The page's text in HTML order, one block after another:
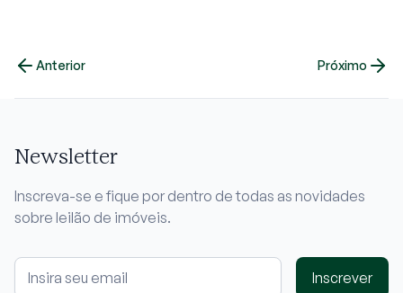
Anterior Próximo
Newsletter
Inscreva-se e fique por dentro de todas as novidades
sobre leilão de imóveis.
Inscrever